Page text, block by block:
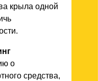
крыла одной
о
средства,